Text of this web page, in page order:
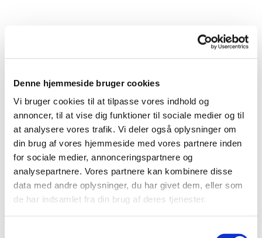
Denne hjemmeside bruger cookies
Vi bruger cookies til at tilpasse vores indhold og
annoncer, til at vise dig funktioner til sociale medier og til
at analysere vores trafik. Vi deler også oplysninger om
din brug af vores hjemmeside med vores partnere inden
for sociale medier, annonceringspartnere og
analysepartnere. Vores partnere kan kombinere disse
data med andre oplysninger, du har givet dem, eller som
de har indsamlet fra din brug af deres tjenester.
Du vil måske også kunne lide...